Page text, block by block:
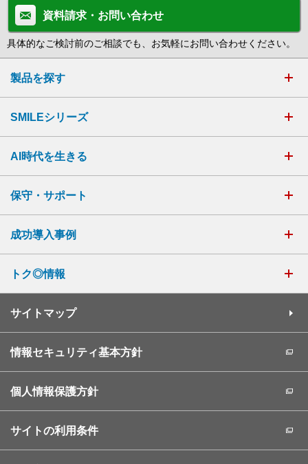
資料請求・お問い合わせ
具体的なご検討前のご相談でも、お気軽にお問い合わせください。
製品を探す
SMILEシリーズ
AI時代を生きる
保守・サポート
成功導入事例
トク◎情報
サイトマップ
情報セキュリティ基本方針
個人情報保護方針
サイトの利用条件